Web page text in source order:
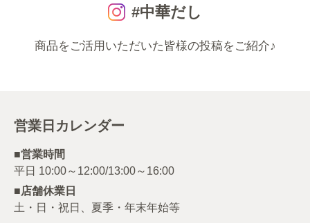
#中華だし
商品をご活用いただいた皆様の投稿をご紹介♪
営業日カレンダー
■営業時間
■店舗休業日
土・日・祝日、夏季・年末年始等